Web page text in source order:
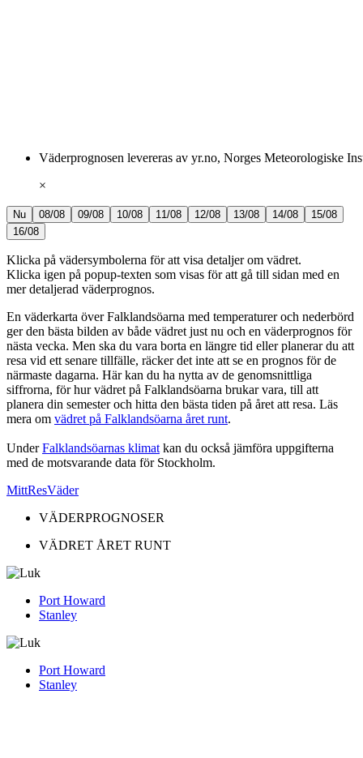
Väderprognosen levereras av yr.no, Norges Meteorologiske
×
Nu 08/08 09/08 10/08 11/08 12/08 13/08 14/08
15/08
16/08
Klicka på vädersymbolerna för att visa detaljer om vädret.
Klicka igen på popup-texten som visas för att gå till sidan med en
mer detaljerad väderprognos.
En väderkarta över Falklandsöarna med temperaturer och nederbörd
ger den bästa bilden av både vädret just nu och en väderprognos för
nästa vecka. Men ska du vara borta en längre tid eller planerar du att
resa vid ett senare tillfälle, räcker det inte att se en prognos för de
närmaste dagarna. Här kan du ha nytta av de genomsnittliga
siffrorna, för hur vädret på Falklandsöarna brukar vara, till att
planera din semester och hitta den bästa tiden på året att resa. Läs
mera om vädret på Falklandsöarna året runt.
UnderFalklandsöarnas klimat kan du också jämföra uppgifterna
med de motsvarande data för Stockholm.
MittResVäder
VÄDERPROGNOSER
VÄDRET ÅRET RUNT
Port Howard
Stanley
Port Howard
Stanley